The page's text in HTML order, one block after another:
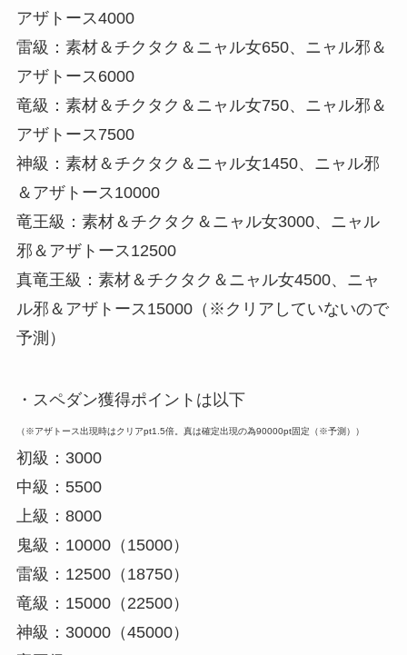
アザトース4000
雷級：素材＆チクタク＆ニャル女650、ニャル邪＆
アザトース6000
竜級：素材＆チクタク＆ニャル女750、ニャル邪＆
アザトース7500
神級：素材＆チクタク＆ニャル女1450、ニャル邪
＆アザトース10000
竜王級：素材＆チクタク＆ニャル女3000、ニャル
邪＆アザトース12500
真竜王級：素材＆チクタク＆ニャル女4500、ニャ
ル邪＆アザトース15000（※クリアしていないので
予測）
・スペダン獲得ポイントは以下
（※アザトース出現時はクリアpt1.5倍。真は確定出現の為90000pt固定（※予測））
初級：3000
中級：5500
上級：8000
鬼級：10000（15000）
雷級：12500（18750）
竜級：15000（22500）
神級：30000（45000）